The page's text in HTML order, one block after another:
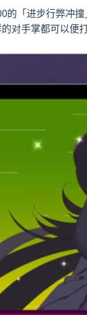
「进步行弊冲撞
对手掌都可以便